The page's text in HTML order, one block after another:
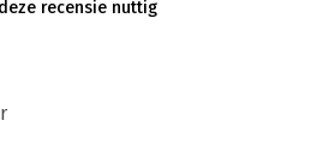
recensie nuttig